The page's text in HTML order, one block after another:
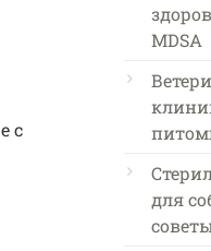
с
MDSA
для
советы